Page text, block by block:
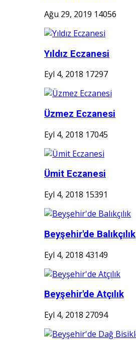
Ağu 29, 2019 14056
Yıldız Eczanesi
Eyl 4, 2018 17297
Üzmez Eczanesi
Eyl 4, 2018 17045
Ümit Eczanesi
Eyl 4, 2018 15391
Beyşehir'de Balıkçılık
Eyl 4, 2018 43149
Beyşehir'de Atçılık
Eyl 4, 2018 27094